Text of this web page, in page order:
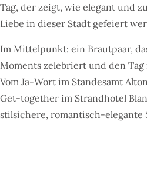
Tag, der zeigt, wie elegant und
Liebe in dieser Stadt gefeiert
Im Mittelpunkt: ein Brautpaar,
Moments zelebriert und den
Vom Ja-Wort im Standesamt
Get-together im Strandhotel
stilsichere, romantisch-elegante